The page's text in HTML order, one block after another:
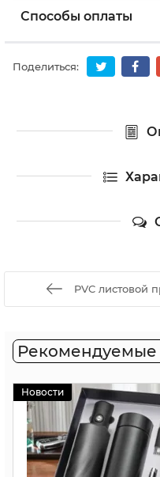
Способы оплаты
Поделиться:
PVC листовой
Рекомендуемые
Новости